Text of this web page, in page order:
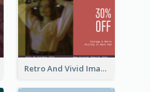
Retro And Vivid Image Instagram Post Design Idea